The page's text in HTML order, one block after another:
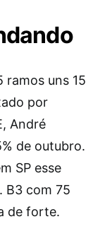
ramos uns 15
por
André
de outubro.
SP esse
B3 com 75
de forte.